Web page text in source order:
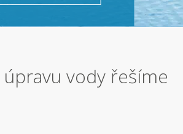
vody řešíme